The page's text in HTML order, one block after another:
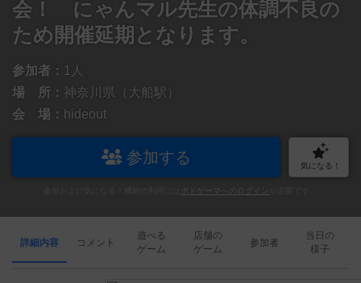
会！ にゃんマル先生の体調不良の
ため開催延期となります。
参加者： 1人
場 所： 神奈川県（大船駅）
会 場：
hideout
参加する 気になる！
ボドゲーマへのログイン
詳細内容 コメント
遊べる
ゲーム
店舗の
ゲーム
参加者
当日の
様子